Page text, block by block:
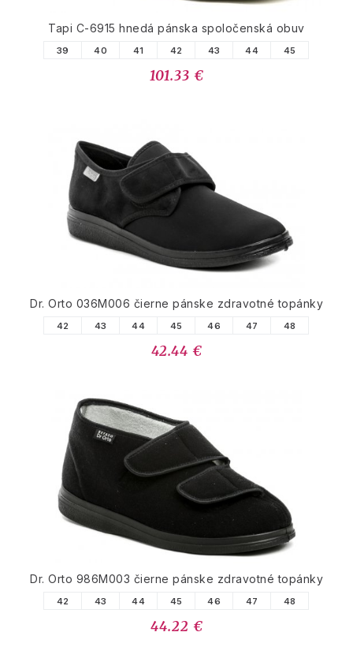
Tapi C-6915 hnedá pánska spoločenská obuv
39 40 41 42 43 44 45
101.33 €
Dr. Orto 036M006 čierne pánske zdravotné topánky
42 43 44 45 46 47 48
42.44 €
Dr. Orto 986M003 čierne pánske zdravotné topánky
42 43 44 45 46 47 48
44.22 €